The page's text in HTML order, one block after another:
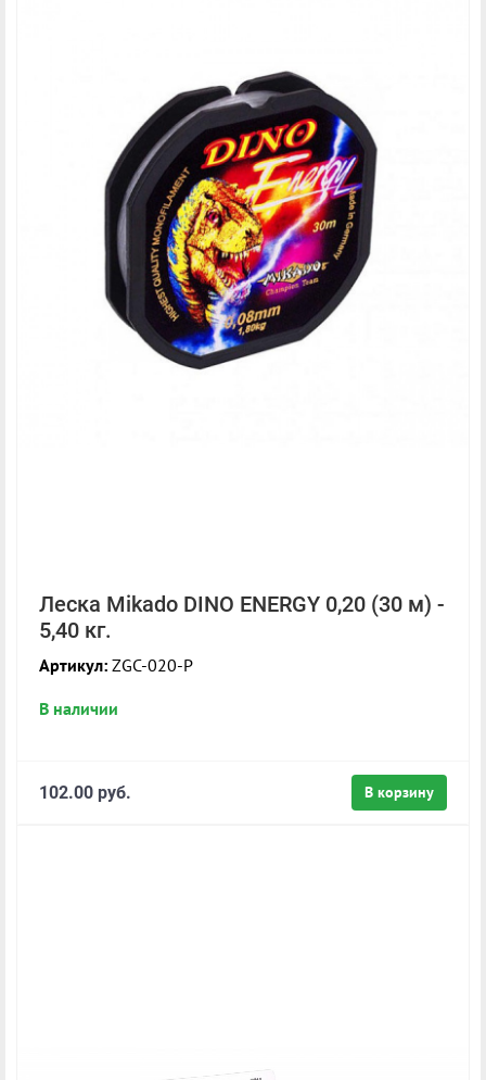
Леска Mikado DINO ENERGY 0,20 (30 м) -
5,40 кг.
Артикул: ZGC-020-P
В наличии
В корзину
102.00 руб.